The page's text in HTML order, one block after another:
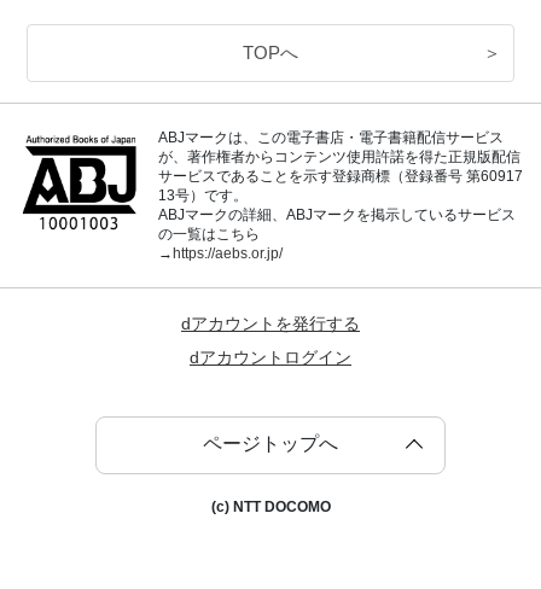
TOPへ ＞
ABJマークは、この電子書店・電子書籍配信サービス
が、著作権者からコンテンツ使用許諾を得た正規版配信
サービスであることを示す登録商標（登録番号 第60917
13号）です。
ABJマークの詳細、ABJマークを掲示しているサービス
の一覧はこちら
→https://aebs.or.jp/
dアカウントを発行する
dアカウントログイン
ページトップへ
(c) NTT DOCOMO